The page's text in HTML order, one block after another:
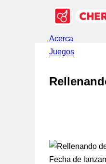
Acerca
Juegos
Fecha de